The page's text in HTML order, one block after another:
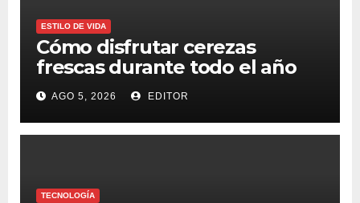
ESTILO DE VIDA
Cómo disfrutar cerezas
frescas durante todo el año
AGO 5, 2026 EDITOR
TECNOLOGÍA